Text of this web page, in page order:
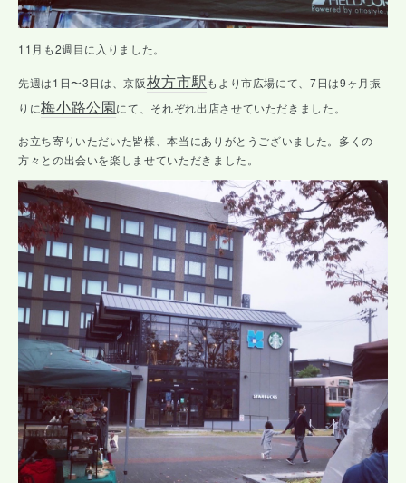
11月も2週目に入りました。
先週は1日〜3日は、京阪枚方市駅もより市広場にて、7日は9ヶ月振
りに梅小路公園にて、それぞれ出店させていただきました。
お立ち寄りいただいた皆様、本当にありがとうございました。多くの
方々との出会いを楽しませていただきました。